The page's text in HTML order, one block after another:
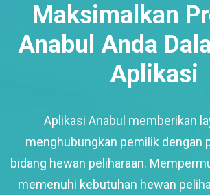
Maksimalkan
Anabul Anda
Aplikasi
Aplikasi Anabul memberikan
menghubungkan pemilik dengan
bidang hewan peliharaan.
memenuhi kebutuhan hewan